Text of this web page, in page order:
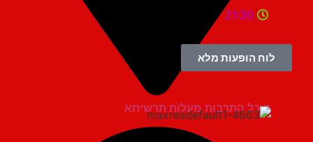
היכל התרבות מעלות תרשיחא
21:30
לוח הופעות מלא